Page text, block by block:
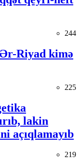
244
Riyad kimə
225
lakin
açıqlamayıb
219